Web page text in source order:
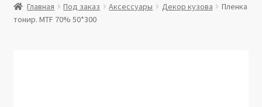
Витрина
Главная Под заказ Аксессуары Декор кузова
Пленка
тонир. MTF 70% 50*300